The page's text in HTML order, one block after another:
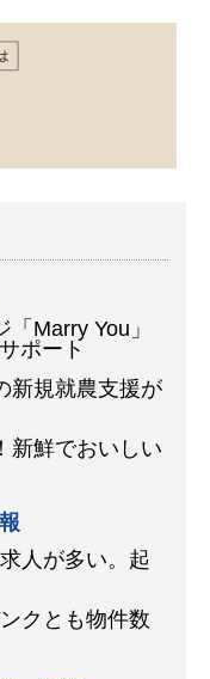
Marry You」
ポート
新規就農支援が
新鮮でおいしい
人が多い。起
クとも物件数